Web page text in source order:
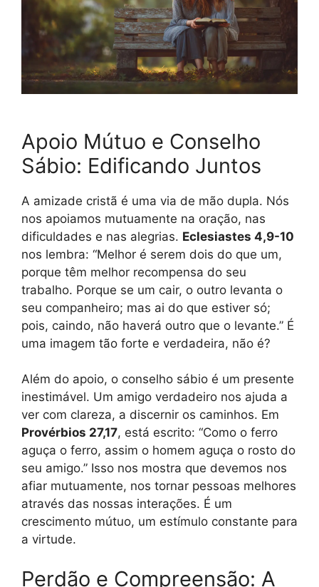
Apoio Mútuo e Conselho
Sábio: Edificando Juntos
A amizade cristã é uma via de mão dupla. Nós
nos apoiamos mutuamente na oração, nas
dificuldades e nas alegrias. Eclesiastes 4,9-10
nos lembra: “Melhor é serem dois do que um,
porque têm melhor recompensa do seu
trabalho. Porque se um cair, o outro levanta o
seu companheiro; mas ai do que estiver só;
pois, caindo, não haverá outro que o levante.” É
uma imagem tão forte e verdadeira, não é?
Além do apoio, o conselho sábio é um presente
inestimável. Um amigo verdadeiro nos ajuda a
ver com clareza, a discernir os caminhos. Em
Provérbios 27,17, está escrito: “Como o ferro
aguça o ferro, assim o homem aguça o rosto do
seu amigo.” Isso nos mostra que devemos nos
afiar mutuamente, nos tornar pessoas melhores
através das nossas interações. É um
crescimento mútuo, um estímulo constante para
a virtude.
Perdão e Compreensão: A